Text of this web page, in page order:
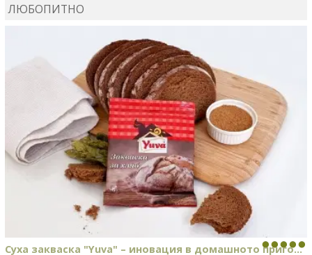
ЛЮБОПИТНО
Суха закваска "Yuva" – иновация в домашното приго...